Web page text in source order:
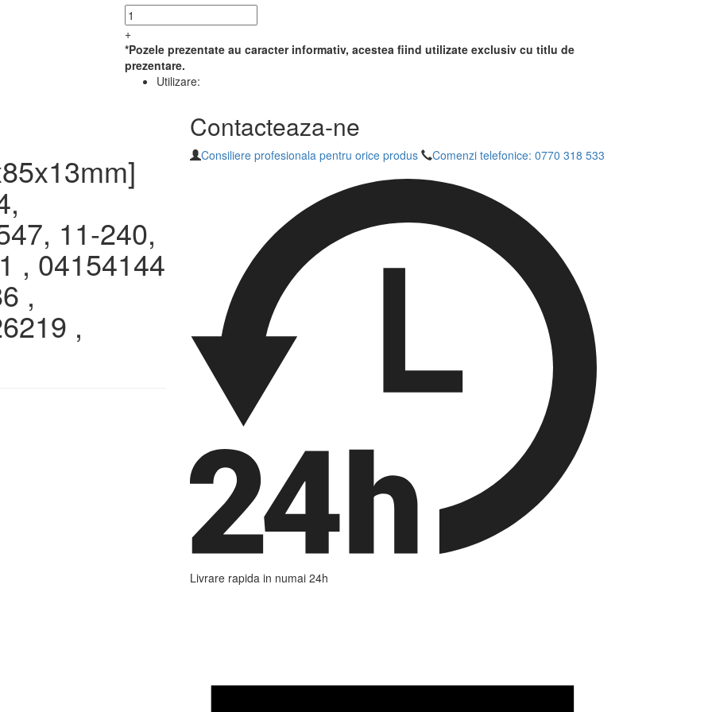
+
*Pozele prezentate au caracter informativ, acestea fiind utilizate exclusiv cu titlu de
prezentare.
Utilizare:
11-240,
, 04154144
,
,
Contacteaza-ne
Consiliere profesionala pentru orice produs Comenzi telefonice: 0770 318 533
Livrare rapida in numai 24h